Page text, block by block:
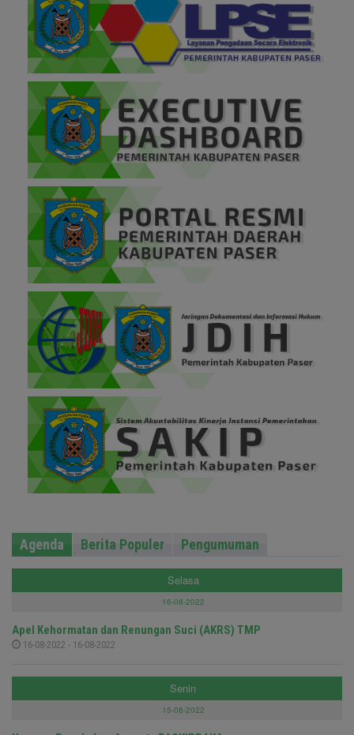
Agenda Berita Populer Pengumuman
Selasa
16-08-2022
Apel Kehormatan dan Renungan Suci (AKRS) TMP
16-08-2022 - 16-08-2022
Senin
15-08-2022